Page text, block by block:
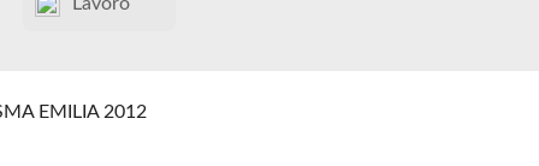
Lavoro
EMILIA 2012